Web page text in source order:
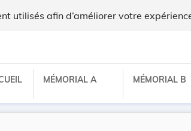
utilisés afin d’améliorer votre
MÉMORIAL A MÉMORIAL B